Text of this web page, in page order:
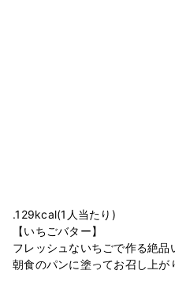
.129kcal(1人当たり)
【いちごバター】
フレッシュないちごで作る絶品
朝食のパンに塗ってお召し上が